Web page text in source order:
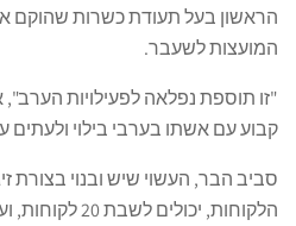
הראשון בעל תעודת כשרות שהוקם
המועצות לשעבר.
"זו תוספת נפלאה לפעילויות
קבוע עם אשתו בערבי בילוי
סביב הבר, העשוי שיש ובנוי בצורת